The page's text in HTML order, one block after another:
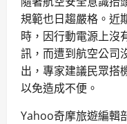
規範也日趨嚴格。近
時，因行動電源上沒
訊，而遭到航空公司
出，專家建議民眾搭
以免造成不便。
Yahoo奇摩旅遊編輯